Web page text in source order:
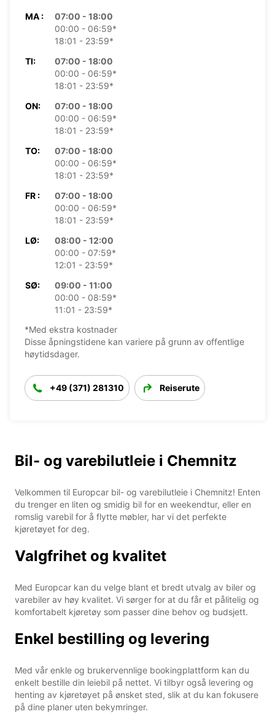
MA :
07:00 - 18:00
00:00 - 06:59*
18:01 - 23:59*
TI:
07:00 - 18:00
00:00 - 06:59*
18:01 - 23:59*
ON:
07:00 - 18:00
00:00 - 06:59*
18:01 - 23:59*
TO:
07:00 - 18:00
00:00 - 06:59*
18:01 - 23:59*
FR :
07:00 - 18:00
00:00 - 06:59*
18:01 - 23:59*
LØ:
08:00 - 12:00
00:00 - 07:59*
12:01 - 23:59*
SØ:
09:00 - 11:00
00:00 - 08:59*
11:01 - 23:59*
*Med ekstra kostnader
Disse åpningstidene kan variere på grunn av offentlige
høytidsdager.
+49 (371) 281310 Reiserute
Bil- og varebilutleie i Chemnitz
Velkommen til Europcar bil- og varebilutleie i Chemnitz! Enten
du trenger en liten og smidig bil for en weekendtur, eller en
romslig varebil for å flytte møbler, har vi det perfekte
kjøretøyet for deg.
Valgfrihet og kvalitet
Med Europcar kan du velge blant et bredt utvalg av biler og
varebiler av høy kvalitet. Vi sørger for at du får et pålitelig og
komfortabelt kjøretøy som passer dine behov og budsjett.
Enkel bestilling og levering
Med vår enkle og brukervennlige bookingplattform kan du
enkelt bestille din leiebil på nettet. Vi tilbyr også levering og
henting av kjøretøyet på ønsket sted, slik at du kan fokusere
på dine planer uten bekymringer.